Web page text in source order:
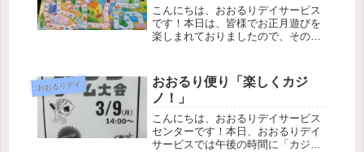
こんにちは、おおるりデイサービス
です！本日は、皆様でお正月遊びを
楽しまれておりましたので、その様
ました。すごろくは、こちらでご用
意致しました日本一周マップ・世界
マップ・リアル人...
おおるりデイ
おおるり便り「楽しくカジ
ノ！」
こんにちは、おおるりデイサービス
センターです！本日、おおるりデイ
サービスでは午後の時間に「カジノ